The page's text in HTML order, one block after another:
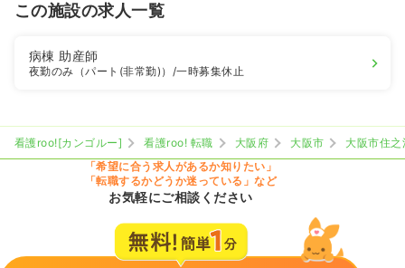
この施設の求人一覧
病棟 助産師
夜勤のみ（パート(非常勤)） /一時募集休止
看護roo![カンゴルー] 看護roo! 転職 大阪府 大阪市
大阪市住之
「希望に合う求人があるか知りたい」
「転職するかどうか迷っている」など
お気軽にご相談ください